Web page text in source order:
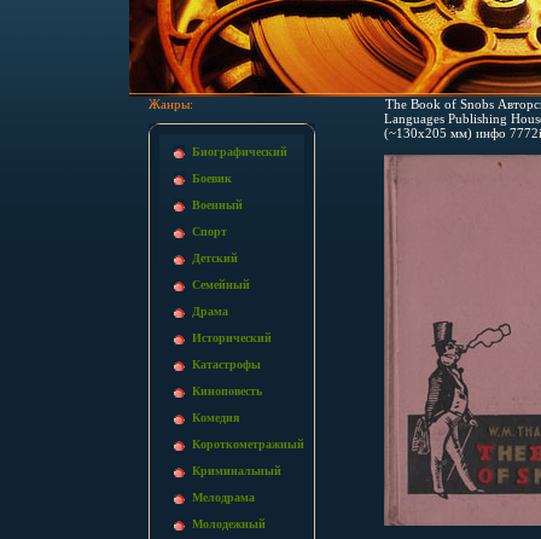
Жанры:
Биографический
Боевик
Военный
Спорт
Детский
Семейный
Драма
Исторический
Катастрофы
Киноповесть
Комедия
Короткометражный
Криминальный
Мелодрама
Молодежный
The Book of Snobs
Languages Publishing
(~130х205 мм) инфо